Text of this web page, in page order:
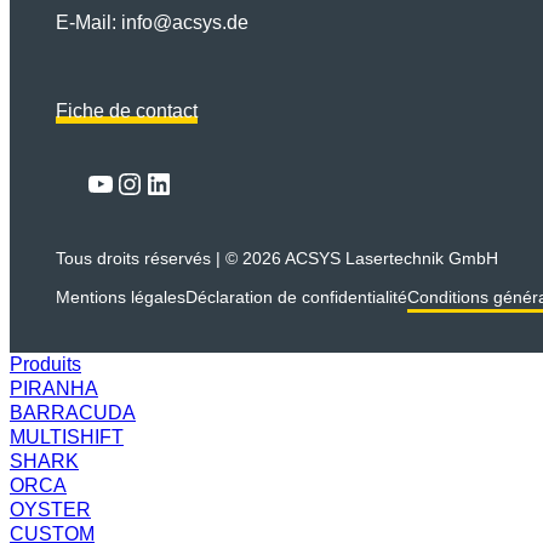
E-Mail: info@acsys.de
Fiche de contact
YouTube
Instagram
LinkedIn
Tous droits réservés | © 2026 ACSYS Lasertechnik GmbH
Mentions légalesDéclaration de confidentialitéConditions
Produits
PIRANHA
BARRACUDA
MULTISHIFT
SHARK
ORCA
OYSTER
CUSTOM